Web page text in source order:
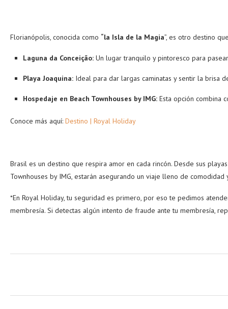
Florianópolis, conocida como “la Isla de la Magia”, es otro destino
Laguna da Conceição: Un lugar tranquilo y pintoresco para
Playa Joaquina: Ideal para dar largas caminatas y sentir la brisa
Hospedaje en Beach Townhouses by IMG: Esta opción combina
Conoce más aquí: Destino | Royal Holiday
Brasil es un destino que respira amor en cada rincón. Desde sus
Townhouses by IMG, estarán asegurando un viaje lleno de
*En Royal Holiday, tu seguridad es primero, por eso te pedimos
membresía. Si detectas algún intento de fraude ante tu membresía,